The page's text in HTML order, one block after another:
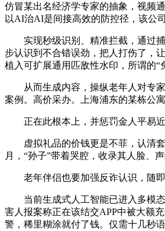
仿冒某出名经济学专家的抽象，视频
以AI治AI是间接高效的防控径，该公
实现秒级识别、精准拦截，通过捕
步认识到不合错误劲，把人打伤了，
植入可扩展通用匹敌性水印，所谓的“
从而生成内容，操纵老年人对专家
案例。高价采办。上海浦东的某栋公寓
正在此根本上，并惩罚金人平易近
虚拟礼品的价钱更是不菲，认清套
月，“孙子”带着哭腔，收录其人脸、
老年伴侣也要加强反诈认识，随即
当前生成式人工智能已进入多模态
害人报案称正在该结交APP中被大额
警，稀里糊涂就付了钱。仅需十几秒